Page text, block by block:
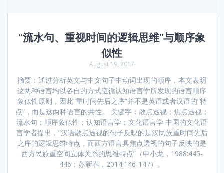
“流水句、重视时间的逻辑思维”与顺序象
似性
August 19, 2017
摘要：通过分析英文与中文句子中动词出现的顺序，本文表明
这两种语言均以各自的方式遵循认知语言学所发现的语言顺序
象似性原则，因此“重时间先后之序”并不是英语或者汉语的“特
点”，而是这两种语言的共性。 关键字：散点透视；焦点透视；
流水句；顺序象似性；认知语言学；文化语言学 中国的文化语
言学者提出，“汉语散点透视的句子反映的是汉民族重时间先后
之序的逻辑思维特点，而西方语言具焦点透视的句子反映的是
西方民族重空间立体关系的思维特点”（申小龙，1988:445-
446；苏新春，2014:146-147）。